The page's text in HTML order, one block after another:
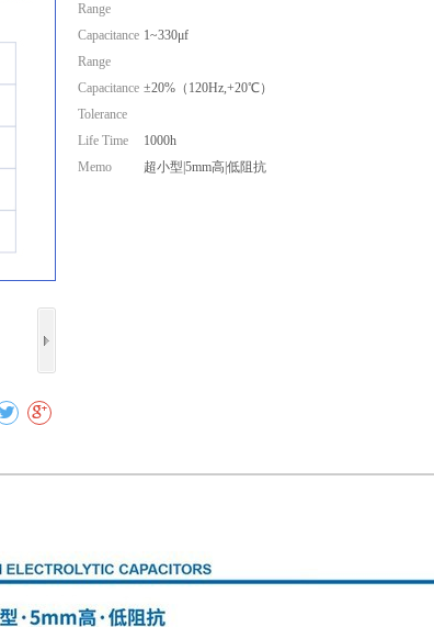
Range
Capacitance
Range
1~330μf
Capacitance
Tolerance
±20%（120Hz,+20℃）
Life Time
1000h
Memo
超小型|5mm高|低阻抗